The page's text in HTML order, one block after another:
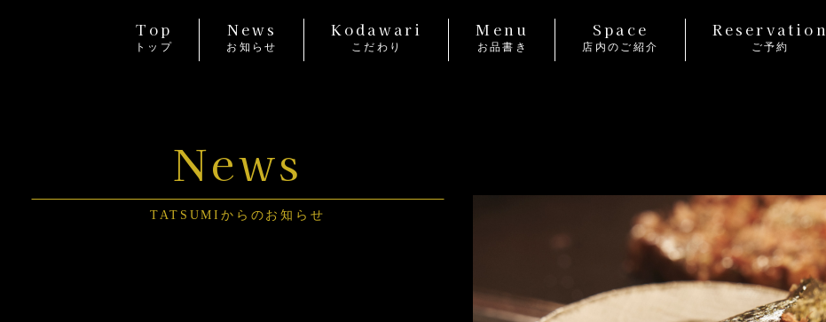
Top
トップ
News
お知らせ
Kodawari
こだわり
Menu
お品書き
Space
店内のご紹介
Reservation
ご予約
News
TATSUMIからのお知らせ